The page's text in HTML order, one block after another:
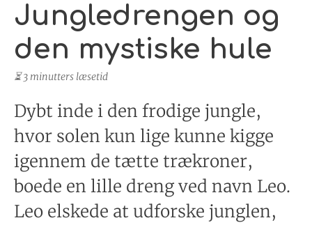
Jungledrengen og
den mystiske hule
⏳ 3 minutters læsetid
Dybt inde i den frodige jungle,
hvor solen kun lige kunne kigge
igennem de tætte trækroner,
boede en lille dreng ved navn Leo.
Leo elskede at udforske junglen,